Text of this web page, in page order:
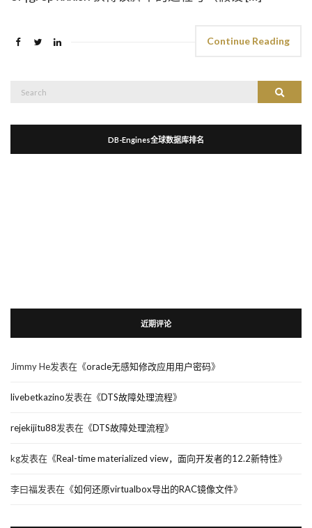
Continue Reading
Search
DB-Engines全球数据库排名
近期评论
Jimmy He发表在《oracle无感知修改应用用户密码》
livebetkazino发表在《DTS故障处理流程》
rejekijitu88发表在《DTS故障处理流程》
kg发表在《Real-time materialized view，面向开发者的12.2新特性》
李曰福发表在《如何还原virtualbox导出的RAC镜像文件》